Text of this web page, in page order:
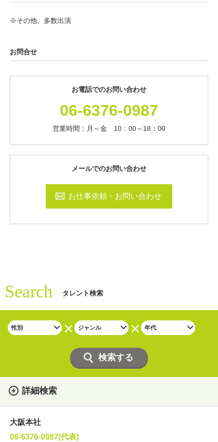
※その他、多数出演
お問合せ
お電話でのお問い合わせ
06-6376-0987
営業時間：月～金 10：00～18：00
メールでのお問い合わせ
お仕事依頼・お問い合わせ
Search タレント検索
詳細検索
・性別
・ジャンル
大阪本社
06-6376-0987(代表)